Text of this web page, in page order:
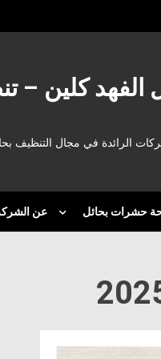
الفهد كلين
الرائدة في مجال
حشرات بحائل عن